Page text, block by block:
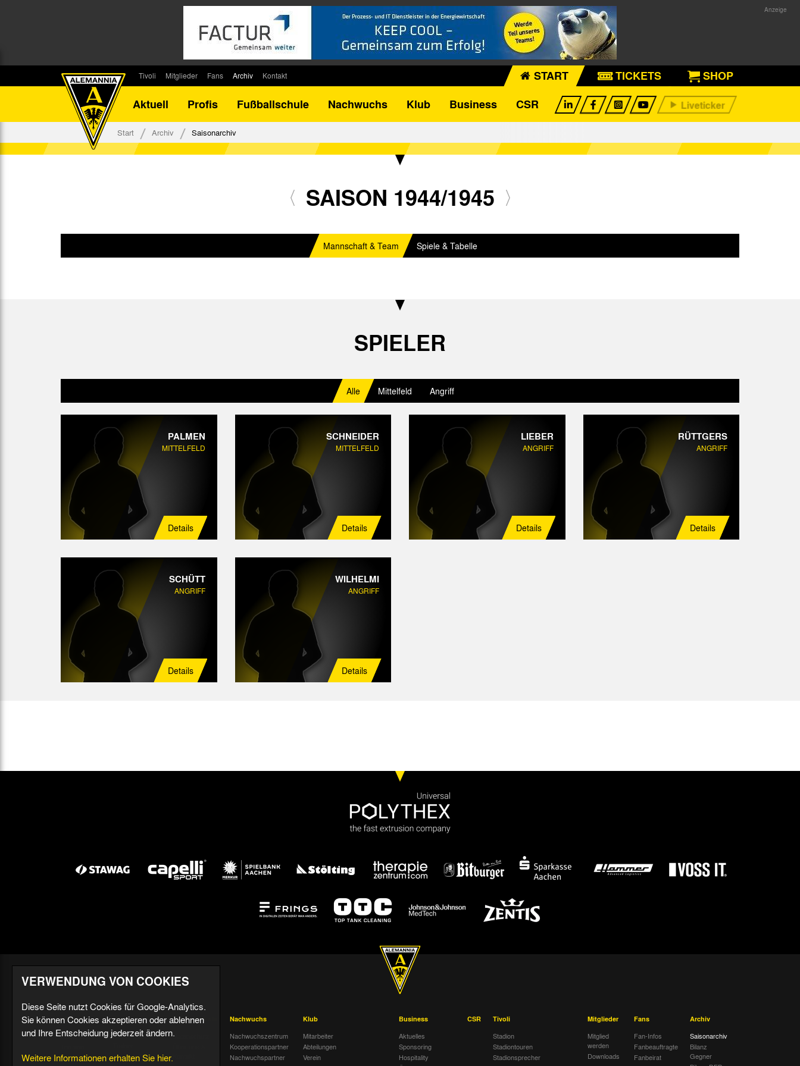
Tivoli
Stadionsprecher
Stadiongaststätte Klömpchensklub
Mitglieder
Kontakt
Fans
Fanbeirat
Fan-Klubs
Archiv
Bilanz DFB-Pokal
Kontakt START TICKETS
SHOP
Aktuell
Profis Fußballschule Nachwuchs Klub Business CSR
Start Archiv Saisonarchiv
SAISON 1944/1945
Mannschaft & Team Spiele & Tabelle
SPIELER
Alle Mittelfeld Angriff
PALMEN
MITTELFELD
Details
SCHNEIDER
MITTELFELD
Details
LIEBER
ANGRIFF
Details
RÜTTGERS
ANGRIFF
Details
SCHÜTT
ANGRIFF
Details
WILHELMI
ANGRIFF
Details
Aktuell
Nachrichten
Tivoli Echo
Profis
Mannschaft &
Spiele & Tabelle
Fußballschule
Datenschutz
Nachwuchs
Nachwuchszentrum
Kooperationspartner
Nachwuchspartner
Klub
Mitarbeiter
Abteilungen
Verein
Business
Aktuelles
Sponsoring
Hospitality
CSR
Tivoli
Stadion
Stadiontouren
Stadionsprecher
Mitglieder
Mitglied
werden
Downloads
Fans
Fan-Infos
Fanbeauftragte
Fanbeirat
Archiv
Saisonarchiv
Bilanz
Gegner
VERWENDUNG VON COOKIES
Diese Seite nutzt Cookies für Google-Analytics.
Sie können Cookies akzeptieren oder ablehnen
und Ihre Entscheidung jederzeit ändern.
Weitere Informationen erhalten Sie hier.